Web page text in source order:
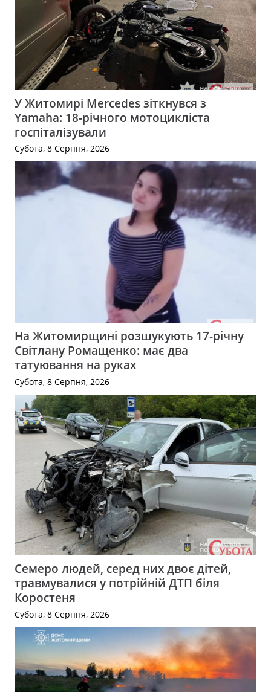
У Житомирі Mercedes зіткнувся з
Yamaha: 18-річного мотоцикліста
госпіталізували
Субота, 8 Серпня, 2026
На Житомирщині розшукують 17-річну
Світлану Ромащенко: має два
татуювання на руках
Субота, 8 Серпня, 2026
Семеро людей, серед них двоє дітей,
травмувалися у потрійній ДТП біля
Коростеня
Субота, 8 Серпня, 2026